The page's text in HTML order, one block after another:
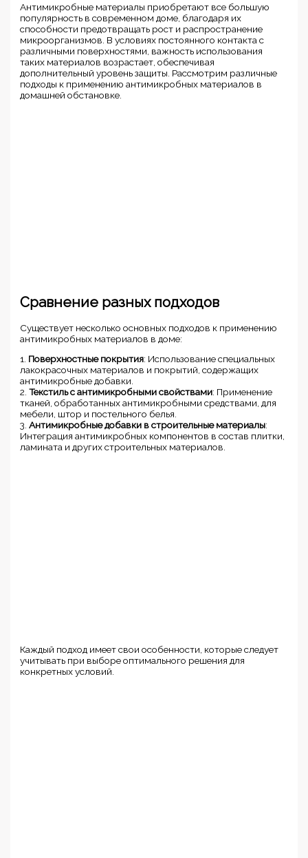
Антимикробные материалы приобретают все большую
популярность в современном доме, благодаря их
способности предотвращать рост и распространение
микроорганизмов. В условиях постоянного контакта с
различными поверхностями, важность использования
таких материалов возрастает, обеспечивая
дополнительный уровень защиты. Рассмотрим различные
подходы к применению антимикробных материалов в
домашней обстановке.
Сравнение разных подходов
Существует несколько основных подходов к применению
антимикробных материалов в доме:
1. Поверхностные покрытия: Использование специальных
лакокрасочных материалов и покрытий, содержащих
антимикробные добавки.
2.Текстиль с антимикробными свойствами: Применение
тканей, обработанных антимикробными средствами, для
мебели, штор и постельного белья.
3.Антимикробные добавки в строительные материалы:
Интеграция антимикробных компонентов в состав плитки,
ламината и других строительных материалов.
Каждый подход имеет свои особенности, которые следует
учитывать при выборе оптимального решения для
конкретных условий.